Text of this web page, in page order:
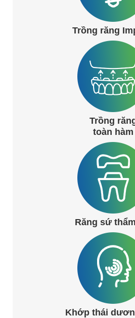
Trồng răng
Trồng
toàn hàm
Răng sứ
Khớp thái